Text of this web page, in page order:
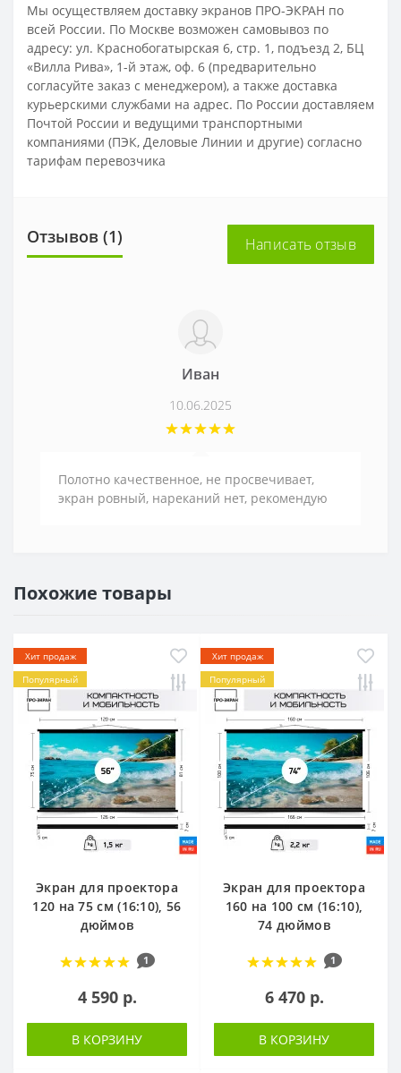
Мы осуществляем доставку экранов ПРО-ЭКРАН по
всей России. По Москве возможен самовывоз по
адресу: ул. Краснобогатырская 6, стр. 1, подъезд 2, БЦ
«Вилла Рива», 1-й этаж, оф. 6 (предварительно
согласуйте заказ с менеджером), а также доставка
курьерскими службами на адрес. По России доставляем
Почтой России и ведущими транспортными
компаниями (ПЭК, Деловые Линии и другие) согласно
тарифам перевозчика
Отзывов (1) Написать отзыв
Иван
10.06.2025
Полотно качественное, не просвечивает,
экран ровный, нареканий нет, рекомендую
Похожие товары
Хит продаж
Популярный
Экран для проектора
120 на 75 см (16:10), 56
дюймов
1
4 590 р.
В КОРЗИНУ
Хит продаж
Популярный
Экран для проектора
160 на 100 см (16:10),
74 дюймов
1
6 470 р.
В КОРЗИНУ